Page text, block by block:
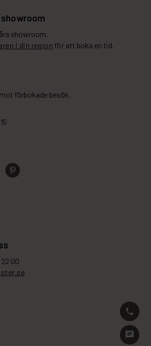
22 00
showroom.
i din region för att boka en tid.
förbokade besök.
phone
chat